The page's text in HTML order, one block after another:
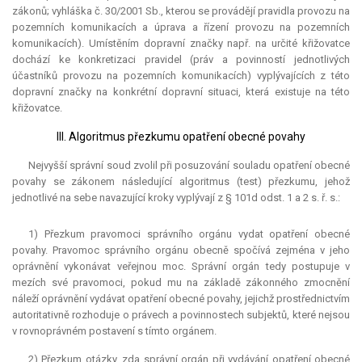
zákonů; vyhláška č. 30/2001 Sb., kterou se provádějí pravidla provozu na
pozemních komunikacích a úprava a řízení provozu na pozemních
komunikacích). Umístěním dopravní značky např. na určité křižovatce
dochází ke konkretizaci pravidel (práv a povinností jednotlivých
účastníků provozu na pozemních komunikacích) vyplývajících z této
dopravní značky na konkrétní dopravní situaci, která existuje na této
křižovatce.
III. Algoritmus přezkumu opatření obecné povahy
Nejvyšší správní soud zvolil při posuzování souladu opatření obecné
povahy se zákonem následující algoritmus (test) přezkumu, jehož
jednotlivé na sebe navazující kroky vyplývají z § 101d odst. 1 a 2 s. ř. s.:
1) Přezkum pravomoci správního orgánu vydat opatření obecné
povahy. Pravomoc správního orgánu obecně spočívá zejména v jeho
oprávnění vykonávat veřejnou moc. Správní orgán tedy postupuje v
mezích své pravomoci, pokud mu na základě zákonného zmocnění
náleží oprávnění vydávat opatření obecné povahy, jejichž prostřednictvím
autoritativně rozhoduje o právech a povinnostech subjektů, které nejsou
v rovnoprávném postavení s tímto orgánem.
2) Přezkum otázky, zda správní orgán při vydávání opatření obecné